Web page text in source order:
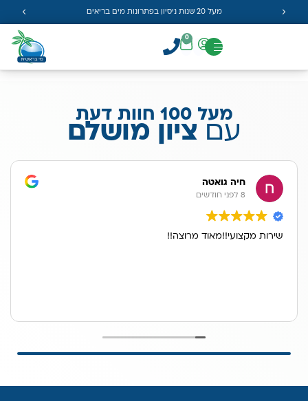
מעל 20 שנות ניסיון בפתרונות מים בריאים
0
מעל 100 חוות דעת
עםציון מושלם
חיה גואטה
8 לפני חודשים
שירות מקצועי!!מאוד מרוצה!!